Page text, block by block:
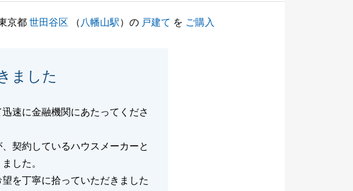
げます。
京都世田谷区 （ 八幡山駅）の 戸建て を ご購入
ました
速に金融機関にあたってくださ
契約しているハウスメーカーと
した。
を丁寧に拾っていただきました